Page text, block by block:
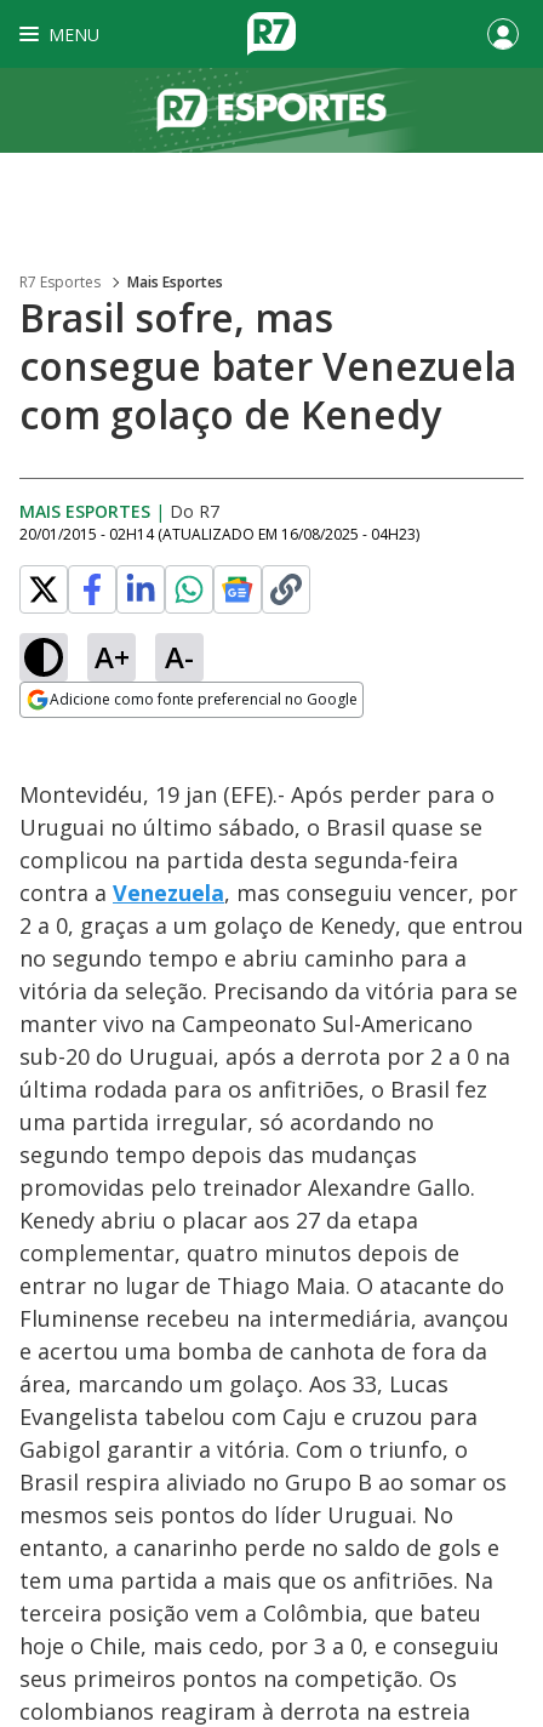
MENU
R7 Esportes Mais Esportes
Brasil sofre, mas
consegue bater Venezuela
com golaço de Kenedy
MAIS ESPORTES | Do R7
20/01/2015 - 02H14 (ATUALIZADO EM 16/08/2025 - 04H23)
A+ A-
Adicione como fonte preferencial no Google
Montevidéu, 19 jan (EFE).- Após perder para o
Uruguai no último sábado, o Brasil quase se
complicou na partida desta segunda-feira
contra a Venezuela, mas conseguiu vencer, por
2 a 0, graças a um golaço de Kenedy, que entrou
no segundo tempo e abriu caminho para a
vitória da seleção. Precisando da vitória para se
manter vivo na Campeonato Sul-Americano
sub-20 do Uruguai, após a derrota por 2 a 0 na
última rodada para os anfitriões, o Brasil fez
uma partida irregular, só acordando no
segundo tempo depois das mudanças
promovidas pelo treinador Alexandre Gallo.
Kenedy abriu o placar aos 27 da etapa
complementar, quatro minutos depois de
entrar no lugar de Thiago Maia. O atacante do
Fluminense recebeu na intermediária, avançou
e acertou uma bomba de canhota de fora da
área, marcando um golaço. Aos 33, Lucas
Evangelista tabelou com Caju e cruzou para
Gabigol garantir a vitória. Com o triunfo, o
Brasil respira aliviado no Grupo B ao somar os
mesmos seis pontos do líder Uruguai. No
entanto, a canarinho perde no saldo de gols e
tem uma partida a mais que os anfitriões. Na
terceira posição vem a Colômbia, que bateu
hoje o Chile, mais cedo, por 3 a 0, e conseguiu
seus primeiros pontos na competição. Os
colombianos reagiram à derrota na estreia